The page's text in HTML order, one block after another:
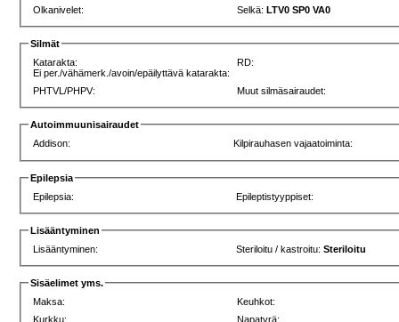
Olkanivelet:
Selkä:LTV0 SP0 VA0
Silmät
Katarakta:
Ei per./vähämerk./avoin/epäilyttävä katarakta:
RD:
PHTVL/PHPV: Muut silmäsairaudet:
Autoimmuunisairaudet
Addison:
Kilpirauhasen vajaatoiminta:
Epilepsia
Epilepsia:
Epileptistyyppiset:
Lisääntyminen
Lisääntyminen:
Steriloitu / kastroitu:Steriloitu
Sisäelimet yms.
Maksa:
Keuhkot:
Kurkku:
Napatyrä: